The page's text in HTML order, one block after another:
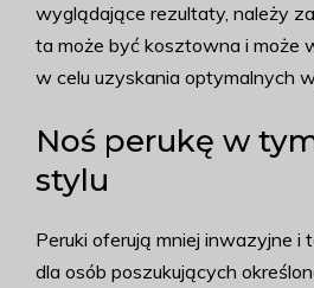
wyglądające rezultaty, należy
ta może być kosztowna i może
w celu uzyskania optymalnych
Noś perukę w
stylu
Peruki oferują mniej inwazyjne i
dla osób poszukujących